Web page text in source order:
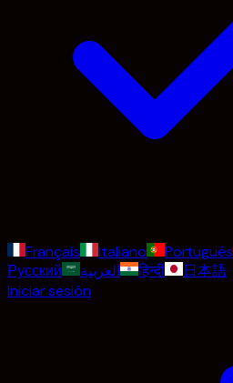
Français Italiano Português
Русский
العربية हिन्दी
日本語
Iniciar sesión